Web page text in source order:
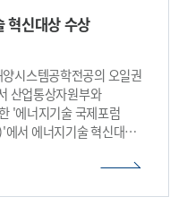
에 따라 정밀하게 그 물질이
정렬시킬 수 있고 금속 입자,
러한 기능을 통해 새로운
수 있을 것으로 기대된다.
재하는 단백질, 근육 세포,
광전자 분야에 사용할 수
했다. 이번 연구는
발사업 및
통해 수행됐다. □ 그림
혁신대상 수상
시스템공학전공의 오일권
산업통상자원부와
'에너지기술 국제포럼
에너지기술 혁신대상을
이차전지 에너지